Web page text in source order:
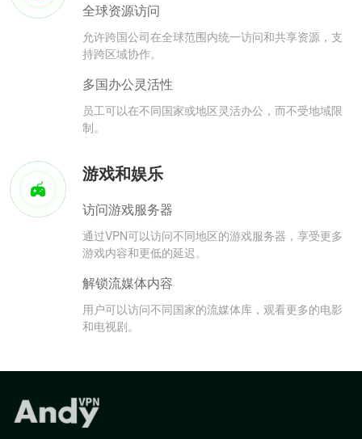
全球资源访问
允许跨国公司在全球范围内统一访问和共享资源，支
持跨区域协作。
多国办公灵活性
员工可以在不同国家或地区灵活办公，而不受地域限
制。
游戏和娱乐
访问游戏服务器
通过VPN可以访问不同地区的游戏服务器，享受更多
游戏内容和更低的延迟。
解锁流媒体内容
用户可以访问不同国家的流媒体库，观看更多的电影
和电视剧。